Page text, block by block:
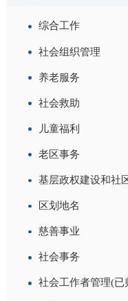
综合工作
社会组织管理
养老服务
社会救助
儿童福利
老区事务
基层政权建设和社
区划地名
慈善事业
社会事务
社会工作者管理(已
福建省民政厅关于开
来”主题活动的通知
索引：FJ00110-0600-
发布机构： 福建省民政厅
生成日期：2026-06-08
养育标准的通知
索引：FJ00110-0600-
文号：闽民童〔2026〕45